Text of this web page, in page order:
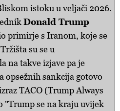
istoku u veljači 2026.
Donald Trump
primirje s Iranom, koje se
su se u
na takve izjave pa je
opsežnih sankcija gotovo
TACO (Trump Always
"Trump se na kraju uvijek